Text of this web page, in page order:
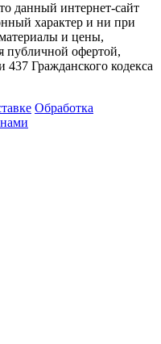
данный интернет-сайт
характер и ни при
и цены,
публичной офертой,
Гражданского кодекса
Обработка